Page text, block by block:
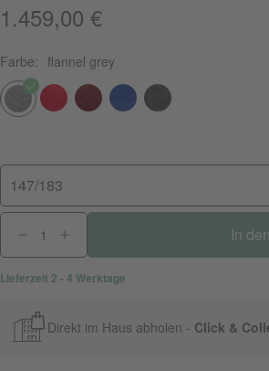
1.459,00 €
Farbe: flannel grey
147/183
In
Lieferzeit 2 - 4 Werktage
Direkt im Haus abholen - Click &